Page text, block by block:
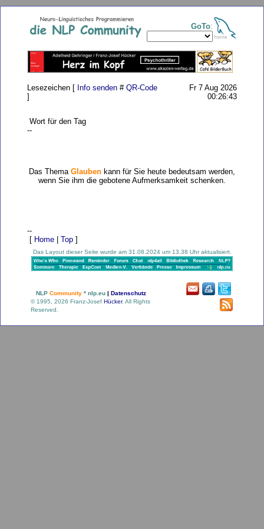
GoTo:
Lesezeichen [ Info senden # QR-Code
]
Fr 7 Aug 2026
00:26:43
Wort für den Tag
--
Das Thema Glauben kann für Sie heute bedeutsam werden,
wenn Sie ihm die gebotene Aufmerksamkeit schenken.
--
[ Home Top ]
Das Layout dieser Seite wurde am 31.08.2024 um 13.38 Uhr aktualisiert.
NLP Community * nlp.eu
Datenschutz
© 1995, 2026 Franz-Josef Hücker. All Rights
Reserved.